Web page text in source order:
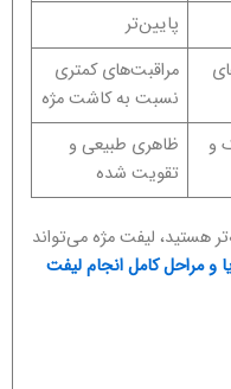
پایین‌تر
مراقبت‌های کمتری
نسبت به کاشت مژه
و
ظاهری طبیعی و
تقویت شده
هستید، لیفت مژه می‌تواند
و مراحل کامل انجام لیفت